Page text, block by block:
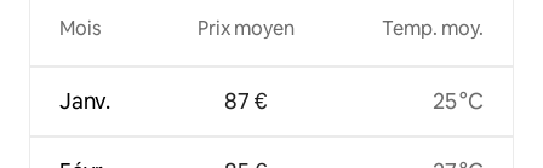
Mois
Janv.
Prix moyen
87 €
Temp. moy.
25 °C